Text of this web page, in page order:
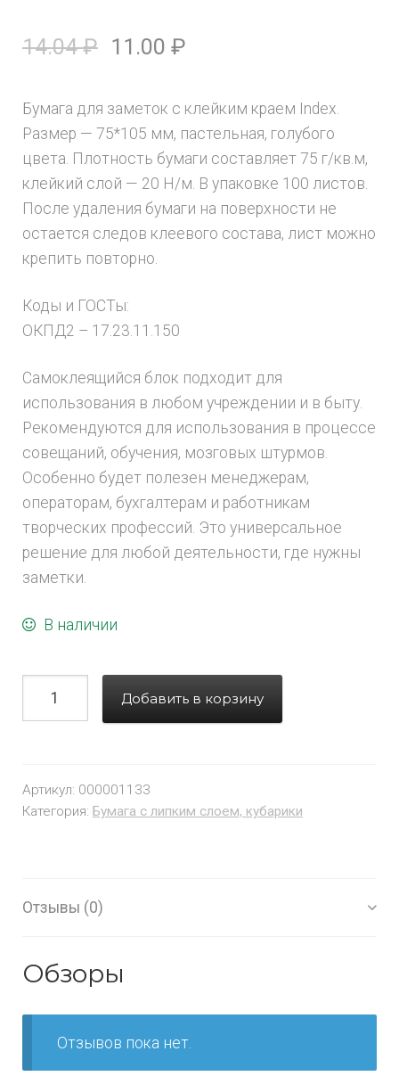
14.04₽ 11.00₽
Бумага для заметок с клейким краем Index.
Размер — 75*105 мм, пастельная, голубого
цвета. Плотность бумаги составляет 75 г/кв.м,
клейкий слой — 20 Н/м. В упаковке 100 листов.
После удаления бумаги на поверхности не
остается следов клеевого состава, лист можно
крепить повторно.
Коды и ГОСТы:
ОКПД2 – 17.23.11.150
Самоклеящийся блок подходит для
использования в любом учреждении и в быту.
Рекомендуются для использования в процессе
совещаний, обучения, мозговых штурмов.
Особенно будет полезен менеджерам,
операторам, бухгалтерам и работникам
творческих профессий. Это универсальное
решение для любой деятельности, где нужны
заметки.
В наличии
Добавить в корзину
Артикул: 000001133
Категория: Бумага с липким слоем, кубарики
Отзывы (0)
Обзоры
Отзывов пока нет.